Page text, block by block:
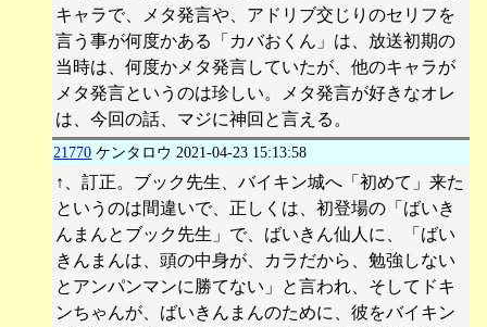
キャラで、メタ発言や、アドリブ交じりのセリフを
言う事が何度かある「カバおくん」は、放送初期の
当時は、何度かメタ発言していたが、他のキャラが
メタ発言というのは珍しい。メタ発言が好きなオレ
は、今回の話、マジに神回と言える。
21770 ケンタロウ 2021-04-23 15:13:58
↑、訂正。ブック先生、バイキン城へ「初めて」来た
というのは間違いで、正しくは、初登場の「ばいき
んまんとブック先生」で、ばいきん仙人に、「ばい
きんまんは、頭の中身が、カラだから、勉強しない
とアンパンマンに勝てない」と言われ、そしてドキ
ンちゃんが、ばいきんまんのために、彼をバイキン